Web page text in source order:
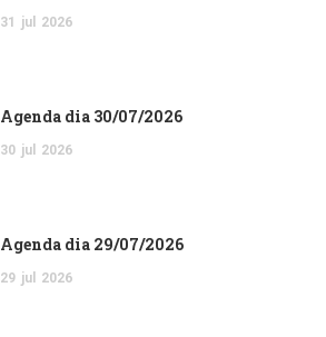
31 jul 2026
Agenda dia 30/07/2026
30 jul 2026
Agenda dia 29/07/2026
29 jul 2026